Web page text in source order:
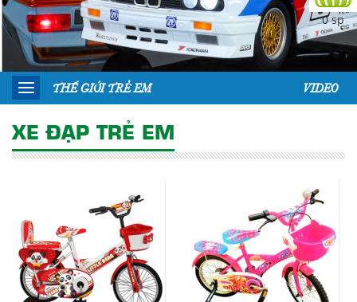
VIDEO
THẾ GIỚI TRẺ EM
XE ĐẠP TRẺ EM
0 sp